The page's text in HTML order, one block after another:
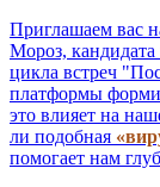
Приглашаем вас
Мороз, кандидата
цикла встреч
платформы
это влияет на
ли подобная
помогает нам